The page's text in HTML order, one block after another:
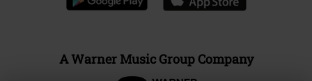
A Warner Music Group Company